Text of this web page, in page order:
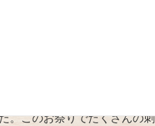
。このお祭りでたくさんの刺